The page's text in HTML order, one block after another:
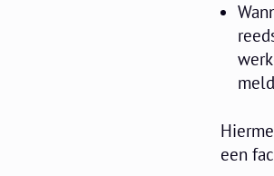
een